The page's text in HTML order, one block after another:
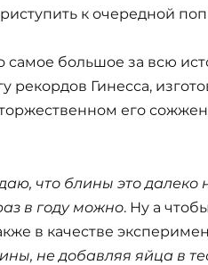
к очередной
самое большое за всю
рекордов Гинесса,
его
что блины это далеко
в году можно. Ну а
в качестве
не добавляя яйца в